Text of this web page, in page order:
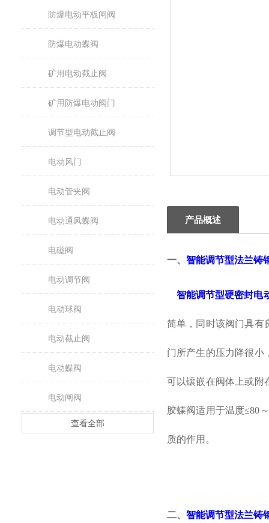
防爆电动平板闸阀
防爆电动蝶阀
矿用电动截止阀
矿用防爆电动阀门
调节型电动截止阀
电动风门
电动管夹阀
电动通风蝶阀
电磁阀
电动调节阀
电动球阀
电动截止阀
电动蝶阀
电动闸阀
查看全部
产品概述
一、 智能调节型法兰铸
智能调节型硬密封电
简单，同时该阀门具有
门所产生的压力降很小
可以镶嵌在阀体上或附
胶蝶阀适用于温度≤80
质的作用。
二、 智能调节型法兰铸